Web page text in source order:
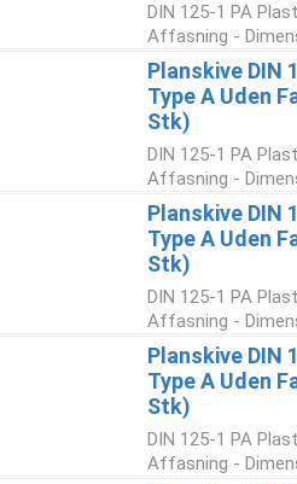
DIN 125-1 PA
Affasning -
Planskive DIN
Type A Uden
Stk)
DIN 125-1 PA
Affasning -
Planskive DIN
Type A Uden
Stk)
DIN 125-1 PA
Affasning -
Planskive DIN
Type A Uden
Stk)
DIN 125-1 PA
Affasning -